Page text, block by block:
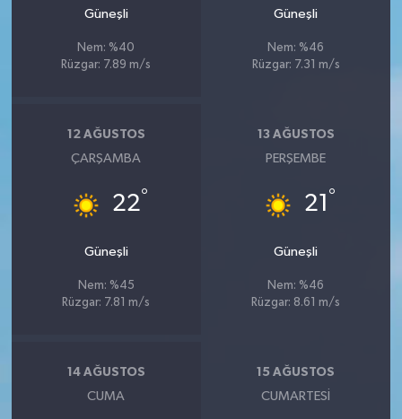
Güneşli
Nem: %40
Rüzgar: 7.89 m/s
Güneşli
Nem: %46
Rüzgar: 7.31 m/s
12 AĞUSTOS
ÇARŞAMBA
22°
Güneşli
Nem: %45
Rüzgar: 7.81 m/s
13 AĞUSTOS
PERŞEMBE
21 °
Güneşli
Nem: %46
Rüzgar: 8.61 m/s
14 AĞUSTOS
CUMA
15 AĞUSTOS
CUMARTESI